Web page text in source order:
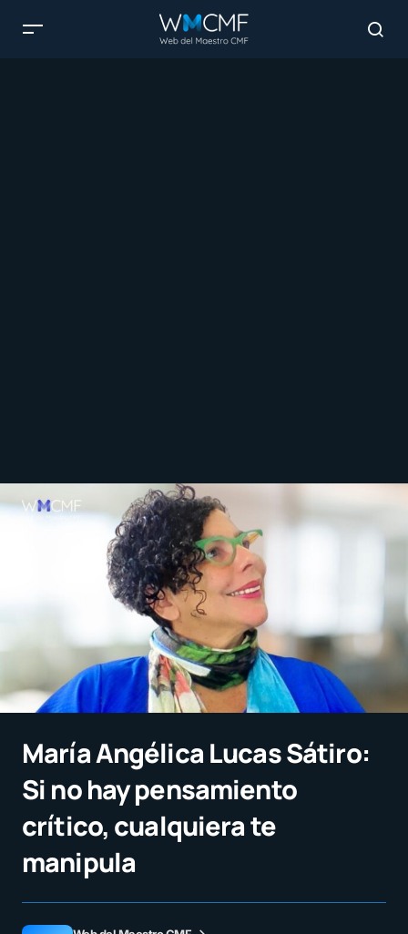
María Angélica Lucas Sátiro:
Si no hay pensamiento
crítico, cualquiera te
manipula